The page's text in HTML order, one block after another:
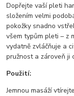
Dopřejte vaší pleti
složením velmi
pokožky snadno
všem typům pleti – z
vydatně zvláčňuje a
pružnost a zároveň ji
Použití:
Jemnou masáží